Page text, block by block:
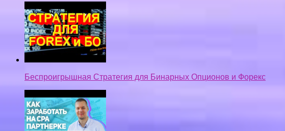
Беспроигрышная Стратегия для Бинарных Опционов и Форекс